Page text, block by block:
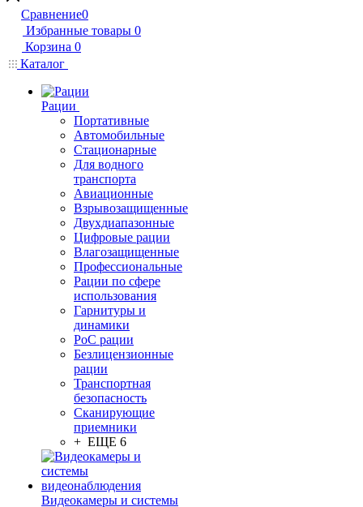
Сравнение0
Избранные товары 0
Корзина 0
Каталог
Рации
Портативные
Автомобильные
Стационарные
Для водного
транспорта
Авиационные
Взрывозащищенные
Двухдиапазонные
Цифровые рации
Влагозащищенные
Профессиональные
Рации по сфере
использования
Гарнитуры и
динамики
PoC рации
Безлицензионные
рации
Транспортная
безопасность
Сканирующие
приемники
+ ЕЩЕ 6
Видеокамеры и системы